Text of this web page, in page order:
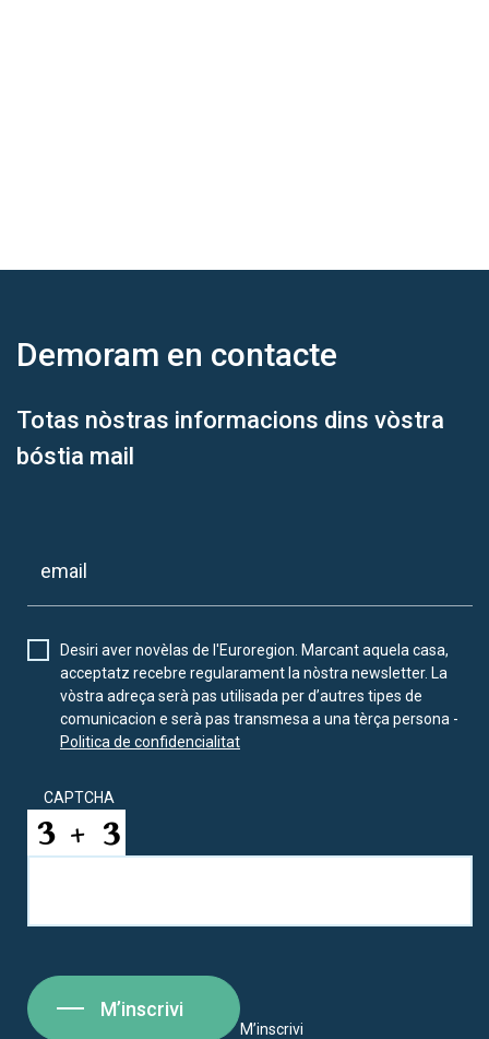
Demoram en contacte
Totas nòstras informacions dins vòstra
bóstia mail
Desiri aver novèlas de l'Euroregion. Marcant aquela casa,
acceptatz recebre regularament la nòstra newsletter. La
vòstra adreça serà pas utilisada per d’autres tipes de
comunicacion e serà pas transmesa a una tèrça persona -
Politica de confidencialitat
CAPTCHA
M’inscrivi
M’inscrivi